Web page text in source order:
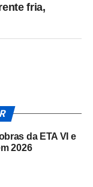
fria,
da ETA VI e
2026